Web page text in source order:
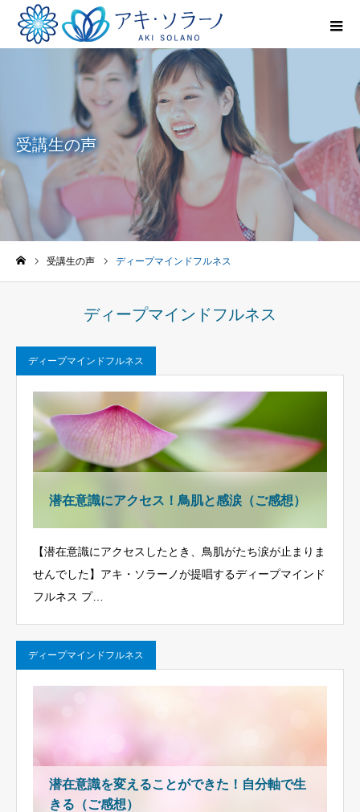
受講生の声
受講生の声 ディープマインドフルネス
ディープマインドフルネス
ディープマインドフルネス
潜在意識にアクセス！鳥肌と感涙（ご感想）
【潜在意識にアクセスしたとき、鳥肌がたち涙が止まりま
せんでした】アキ・ソラーノが提唱するディープマインド
フルネス プ…
ディープマインドフルネス
潜在意識を変えることができた！自分軸で生
きる（ご感想）